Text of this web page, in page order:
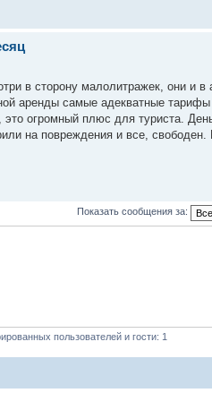
в сторону малолитражек, они и
аренды самые адекватные
огромный плюс для туриста.
на повреждения и все,
Показать сообщения за:
пользователей и гости: 1